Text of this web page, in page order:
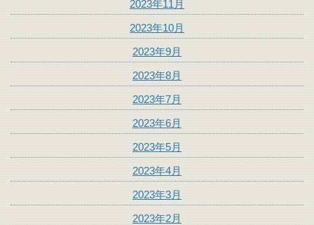
2023年11月
2023年10月
2023年9月
2023年8月
2023年7月
2023年6月
2023年5月
2023年4月
2023年3月
2023年2月